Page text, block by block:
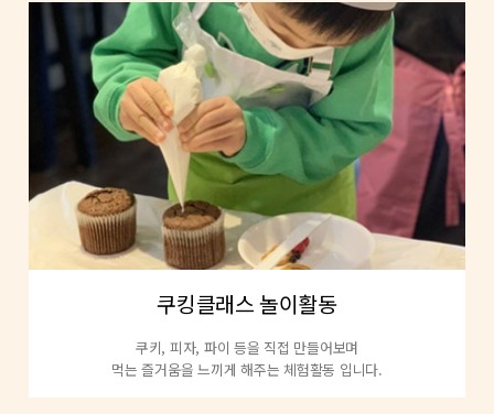
쿠킹클래스 놀이활동
쿠키, 피자, 파이 등을 직접 만들어보며
먹는 즐거움을 느끼게 해주는 체험활동 입니다.